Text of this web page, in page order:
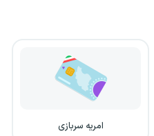
امریه سربازی